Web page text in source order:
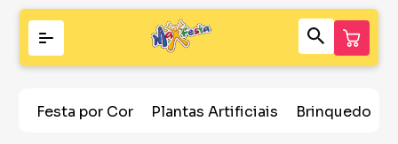
Festa por Cor Plantas Artificiais Brinquedos